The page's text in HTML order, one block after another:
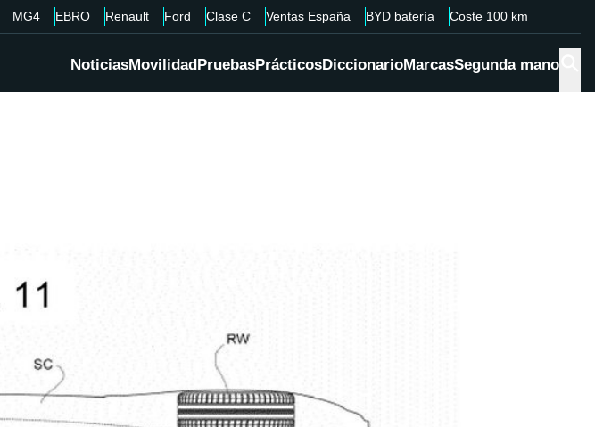
MG4 EBRO Renault Ford Clase C Ventas España BYD batería Coste 100 km
NoticiasMovilidadPruebasPrácticosDiccionarioMarcasSegunda mano